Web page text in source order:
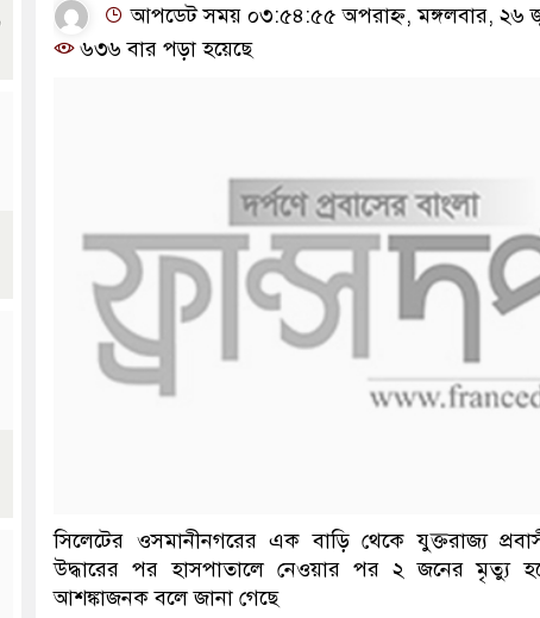
আপডেট সময় ০৩:৫৪:৫৫ অপরাহ্ন, মঙ্গলবার, ২৬
৬৩৬ বার পড়া হয়েছে
সিলেটের ওসমানীনগরের এক বাড়ি থেকে যুক্তরাজ্য
উদ্ধারের পর হাসপাতালে নেওয়ার পর ২ জনের মৃত্যু
আশঙ্কাজনক বলে জানা গেছে